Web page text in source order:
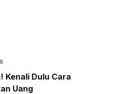
Kenali Dulu Cara
Uang